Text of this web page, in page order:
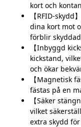
kort och
【RFID-
dina kort mot
förblir skyddad
【Inbyggd
kickstand,
och ökar
【Magnetisk
fästas på en
【Säker
vilket
extra skydd